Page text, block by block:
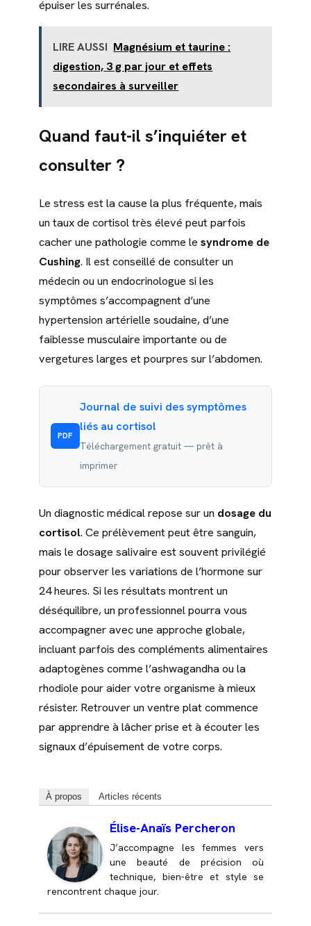
épuiser les surrénales.
LIRE AUSSI Magnésium et taurine :
digestion, 3 g par jour et effets
secondaires à surveiller
Quand faut-il s’inquiéter et
consulter ?
Le stress est la cause la plus fréquente, mais
un taux de cortisol très élevé peut parfois
cacher une pathologie comme le syndrome de
Cushing. Il est conseillé de consulter un
médecin ou un endocrinologue si les
symptômes s’accompagnent d’une
hypertension artérielle soudaine, d’une
faiblesse musculaire importante ou de
vergetures larges et pourpres sur l’abdomen.
PDF
Journal de suivi des symptômes
liés au cortisol
Téléchargement gratuit — prêt à
imprimer
Un diagnostic médical repose sur un dosage du
cortisol. Ce prélèvement peut être sanguin,
mais le dosage salivaire est souvent privilégié
pour observer les variations de l’hormone sur
24 heures. Si les résultats montrent un
déséquilibre, un professionnel pourra vous
accompagner avec une approche globale,
incluant parfois des compléments alimentaires
adaptogènes comme l’ashwagandha ou la
rhodiole pour aider votre organisme à mieux
résister. Retrouver un ventre plat commence
par apprendre à lâcher prise et à écouter les
signaux d’épuisement de votre corps.
À propos Articles récents
Élise-Anaïs Percheron
J’accompagne les femmes vers
une beauté de précision où
technique, bien-être et style se
rencontrent chaque jour.